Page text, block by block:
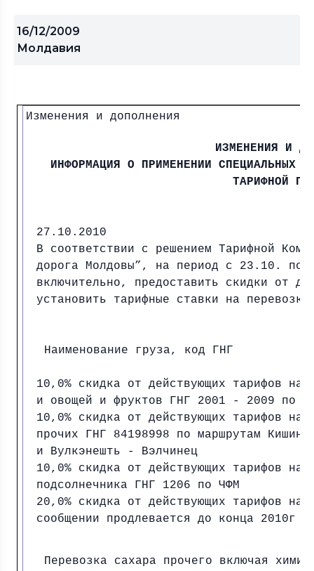
16/12/2009
Молдавия
Изменения и дополнения
ИЗМЕНЕНИЯ И
ИНФОРМАЦИЯ О ПРИМЕНЕНИИ СПЕЦИАЛЬНЫХ
ТАРИФНОЙ
27.10.2010
В соответствии с решением Тарифной
дорога Молдовы”, на период с 23.10. по
включительно, предоставить скидки от
установить тарифные ставки на
Наименование груза, код ГНГ
10,0% скидка от действующих тарифов
и овощей и фруктов ГНГ 2001 - 2009 по
10,0% скидка от действующих тарифов на
прочих ГНГ 84198998 по маршрутам
и Вулкэнешть - Вэлчинец
10,0% скидка от действующих тарифов на
подсолнечника ГНГ 1206 по ЧФМ
20,0% скидка от действующих тарифов на
сообщении продлевается до конца 2010г
Перевозка сахара прочего включая